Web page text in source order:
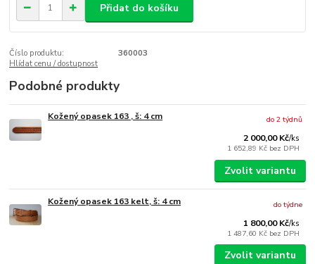
Přidat do košíku
Číslo produktu:
360003
Hlídat cenu / dostupnost
Podobné produkty
Kožený opasek 163 , š: 4 cm
2 000,00 Kč/ks
1 652,89 Kč bez DPH
do 2 týdnů
Zvolit variantu
Kožený opasek 163 kelt, š: 4 cm
1 800,00 Kč/ks
1 487,60 Kč bez DPH
do týdne
Zvolit variantu